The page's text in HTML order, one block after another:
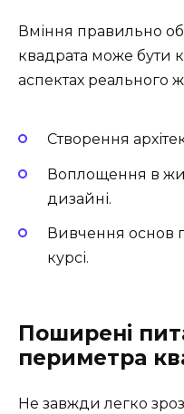
Вміння правильно
квадрата може бути
аспектах реального
Створення
Воплощення в
дизайні.
Вивчення основ
курсі.
Поширені
периметра
Не завжди легко